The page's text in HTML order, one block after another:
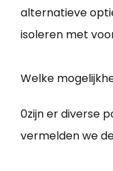
alternatieve
isoleren met
Welke
0zijn er diverse
vermelden we